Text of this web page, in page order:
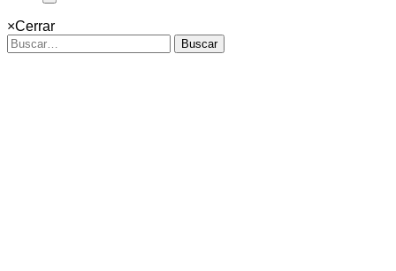
×Cerrar
Buscar